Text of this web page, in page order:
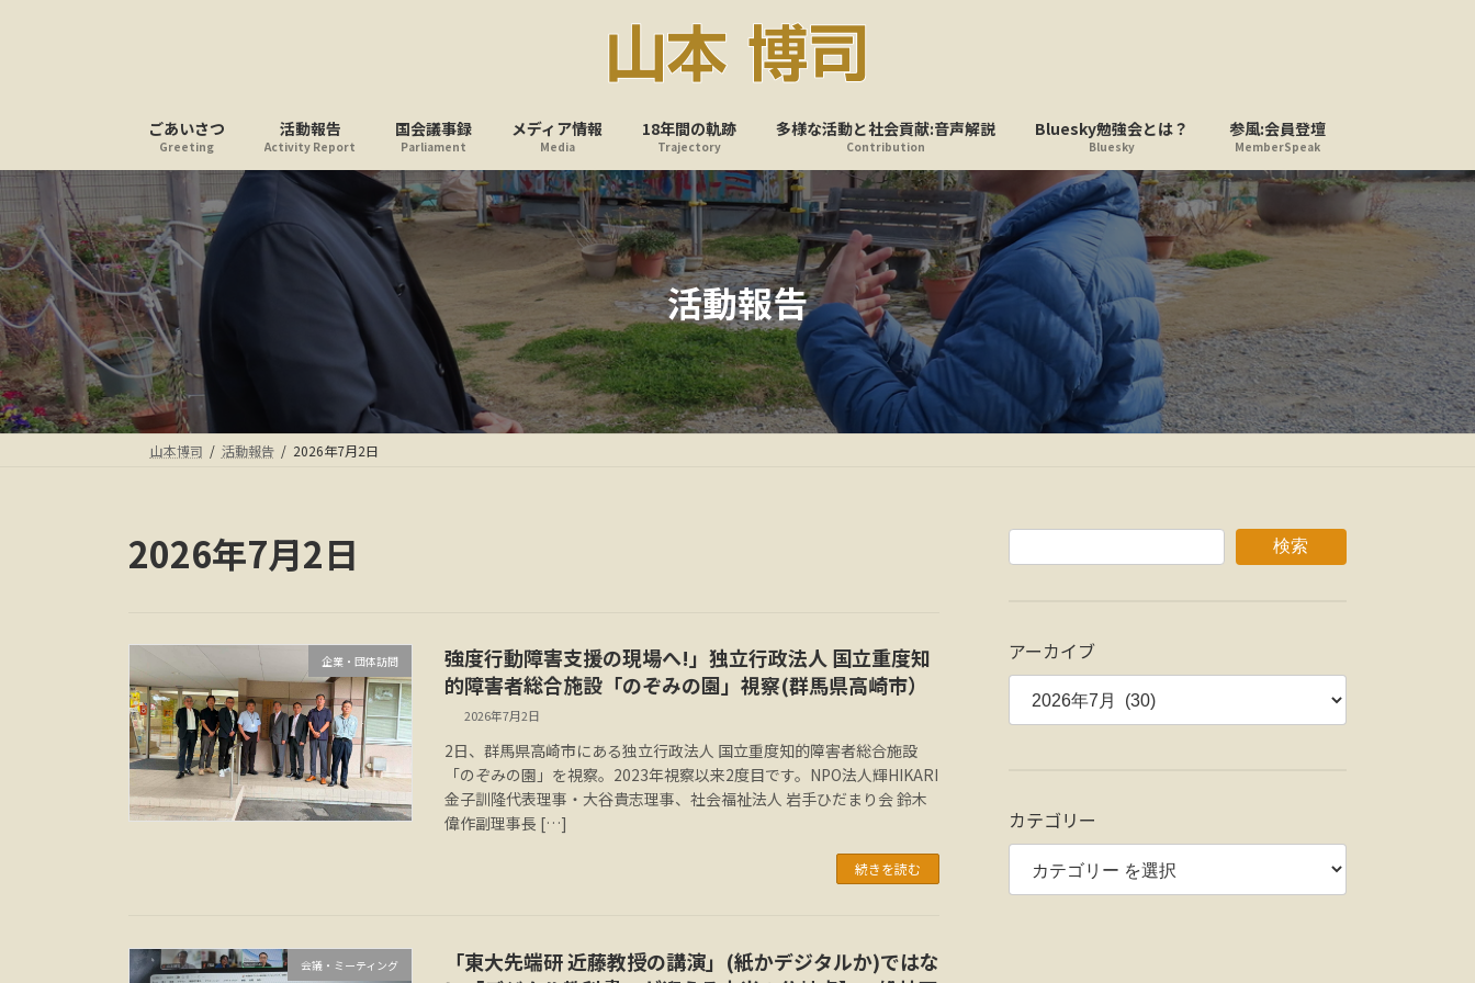
ス
キ
プ
ン
に
動
ごあいさつ
Greeting
活動報告
Activity Report
国会議事録
Parliament
メディア情報
Media
18年間の軌跡
Trajectory
多様な活動と社会貢献:音声解説
Contribution
Bluesky勉強会とは？
Bluesky
参風:会員登壇
MemberSpeak
活動報告
山本博司 活動報告 2026年7月2日
2026年7月2日
企業・団体訪問
強度行動障害支援の現場へ!」独立行政法人 国立重度知
的障害者総合施設「のぞみの園」視察(群馬県高崎市）
2026年7月2日
2日、群馬県高崎市にある独立行政法人 国立重度知的障害者総合施設
「のぞみの園」を視察。2023年視察以来2度目です。NPO法人輝HIKARI
金子訓隆代表理事・大谷貴志理事、社会福祉法人 岩手ひだまり会 鈴木
偉作副理事長 […]
続きを読む
会議・ミーティング
「東大先端研 近藤教授の講演」(紙かデジタルか)ではな
検索
アーカイブ
カテゴリー